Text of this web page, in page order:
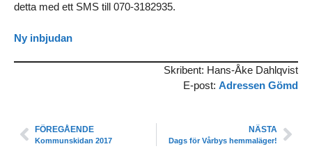
detta med ett SMS till 070-3182935.
Ny inbjudan
Skribent: Hans-Åke Dahlqvist
E-post: Adressen Gömd
FÖREGÅENDE
Kommunskidan 2017
NÄSTA
Dags för Vårbys hemmaläger!